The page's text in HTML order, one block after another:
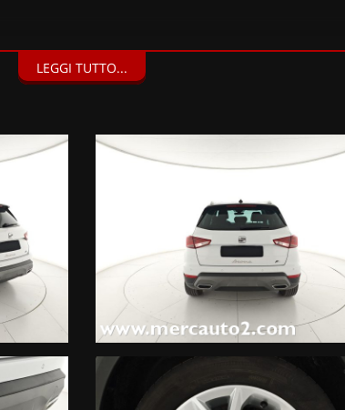
LEGGI TUTTO...